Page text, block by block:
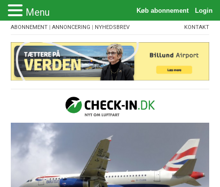
ABONNEMENT |ANNONCERING | NYHEDSBREV KONTAKT
Menu